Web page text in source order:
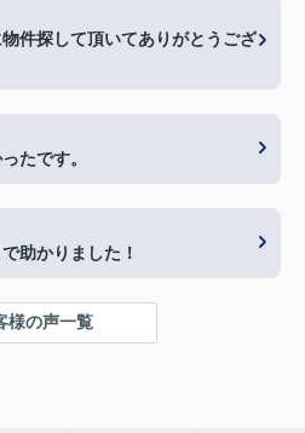
件探して頂いてありがとうござ
たです。
助かりました！
様の声一覧